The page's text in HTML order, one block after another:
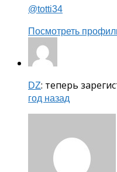
@totti34
Посмотреть
DZ: теперь
год назад